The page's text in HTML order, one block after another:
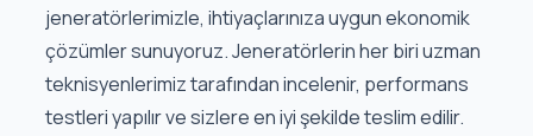
jeneratörlerimizle, ihtiyaçlarınıza uygun ekonomik
çözümler sunuyoruz. Jeneratörlerin her biri uzman
teknisyenlerimiz tarafından incelenir, performans
testleri yapılır ve sizlere en iyi şekilde teslim edilir.